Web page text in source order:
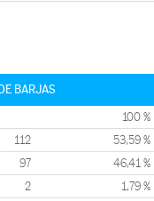
BARJAS
100 %
112 53,59 %
97 46,41 %
2 1,79 %